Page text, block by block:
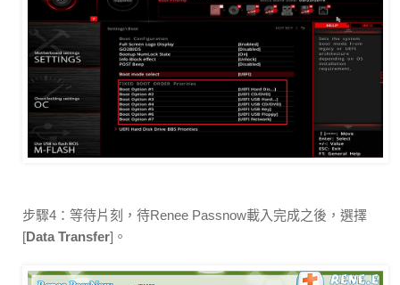
步驟4：等待片刻，待Renee Passnow載入完成之後，選擇
[Data Transfer]。